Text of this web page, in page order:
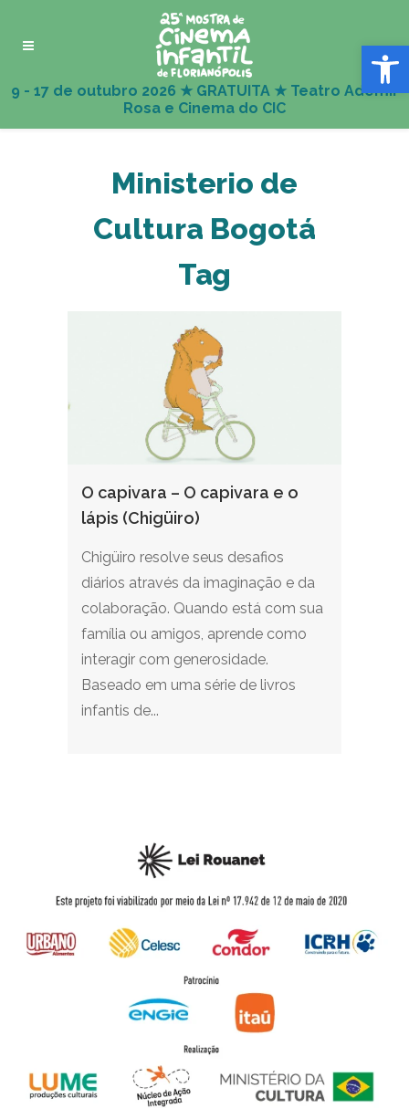
Abrir
Ministerio de
Cultura Bogotá
Tag
O capivara – O capivara e o
lápis (Chigüiro)
Chigüiro resolve seus desafios
diários através da imaginação e da
colaboração. Quando está com sua
família ou amigos, aprende como
interagir com generosidade.
Baseado em uma série de livros
infantis de...